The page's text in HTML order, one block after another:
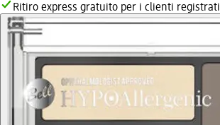
Ritiro express gratuito per i clienti registrati